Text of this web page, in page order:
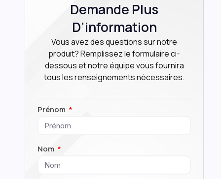
Demande Plus
D’information
Vous avez des questions sur notre
produit? Remplissez le formulaire ci-
dessous et notre équipe vous fournira
tous les renseignements nécessaires.
Prénom
Nom